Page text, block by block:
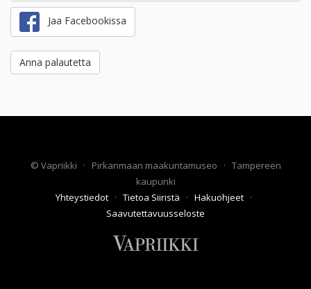
Jaa Facebookissa
Anna palautetta
© Vapriikki · Pirkanmaan maakuntamuseo · Tampereen
kaupunki
Yhteystiedot · Tietoa Siiristä · Hakuohjeet ·
Saavutettavuusseloste